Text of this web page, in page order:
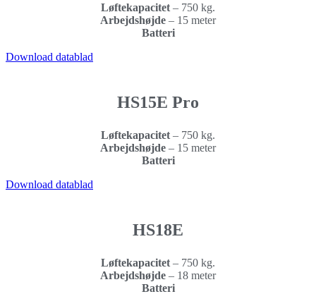
Løftekapacitet – 750 kg.
Arbejdshøjde – 15 meter
Batteri
Download datablad
HS15E Pro
Løftekapacitet – 750 kg.
Arbejdshøjde – 15 meter
Batteri
Download datablad
HS18E
Løftekapacitet – 750 kg.
Arbejdshøjde – 18 meter
Batteri